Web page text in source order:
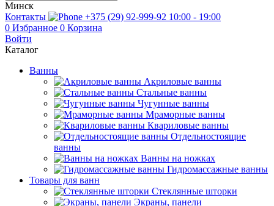
Минск
Контакты
+375 (29) 92-999-92 10:00 - 19:00
0 Избранное 0 Корзина
Войти
Каталог
Ванны
Акриловые ванны
Стальные ванны
Чугунные ванны
Мраморные ванны
Квариловые ванны
Отдельностоящие
ванны
Ванны на ножках
Гидромассажные ванны
Товары для ванн
Стеклянные шторки
Экраны, панели